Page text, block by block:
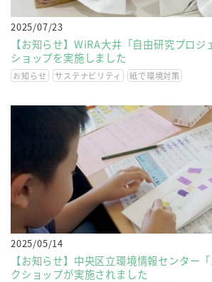
2025/07/23
【お知らせ】WiRA大井「自由研究プロジ
ショップを実施しました
お知らせ サステナビリティ 紙で環境対策
2025/05/14
【お知らせ】中央区立環境情報センター
クショップが実施されました